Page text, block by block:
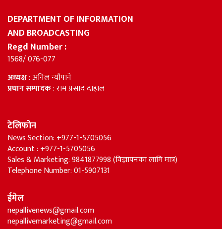
DEPARTMENT OF INFORMATION
AND BROADCASTING
Regd Number :
1568/ 076-077
अध्यक्ष: अनिल न्यौपाने
प्रधान सम्पादक: राम प्रसाद दाहाल
टेलिफोन
News Section: +977-1-5705056
Account : +977-1-5705056
Sales & Marketing: 9841877998 (विज्ञापनका लागि मात्र)
Telephone Number: 01-5907131
ईमेल
nepallivenews@gmail.com
nepallivemarketing@gmail.com